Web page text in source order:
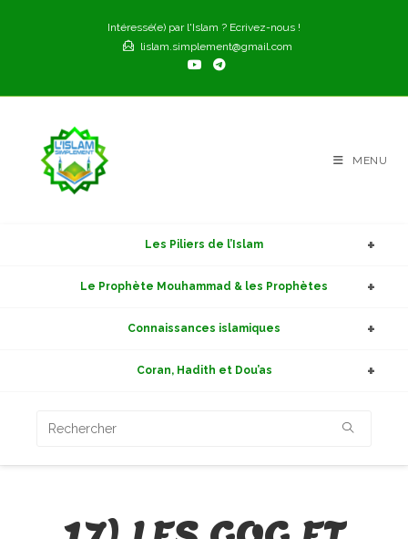
Intéressé(e) par l'Islam ? Ecrivez-nous !
lislam.simplement@gmail.com
MENU
Les Piliers de l’Islam
Le Prophète Mouhammad & les Prophètes
Connaissances islamiques
Coran, Hadith et Dou’as